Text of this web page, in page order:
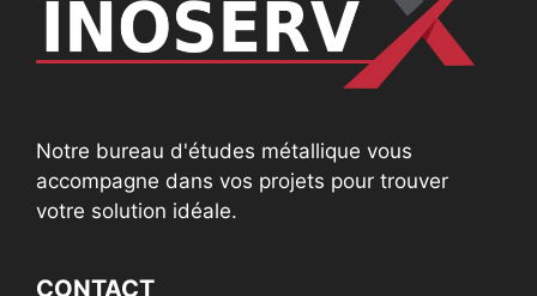
Notre bureau d'études métallique vous
accompagne dans vos projets pour trouver
votre solution idéale.
CONTACT